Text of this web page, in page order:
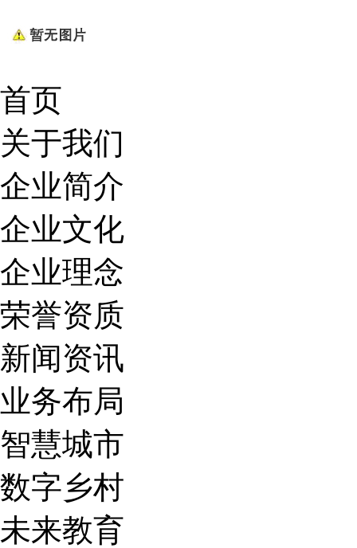
首页
关于我们
企业简介
企业文化
企业理念
荣誉资质
新闻资讯
业务布局
智慧城市
数字乡村
未来教育